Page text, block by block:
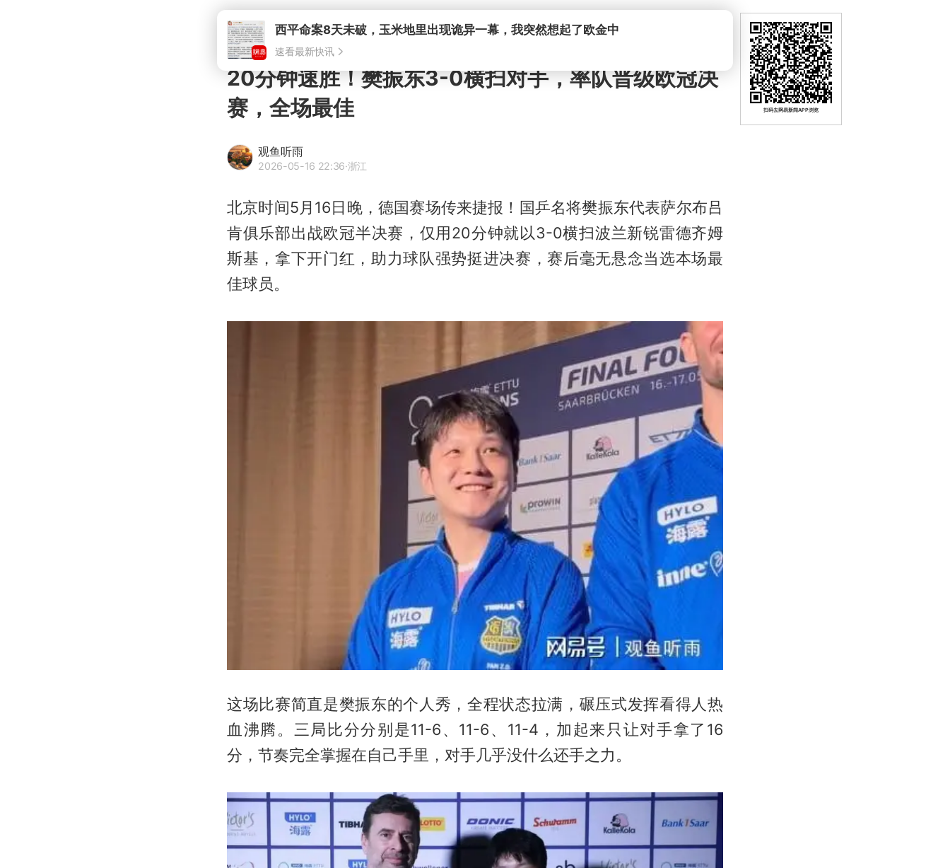
20分钟速胜！樊振东3-0横扫对手，率队晋级欧冠决
赛，全场最佳
观鱼听雨
2026-05-16 22:36·浙江
北京时间5月16日晚，德国赛场传来捷报！国乒名将樊振东代表萨尔布吕
肯俱乐部出战欧冠半决赛，仅用20分钟就以3-0横扫波兰新锐雷德齐姆
斯基，拿下开门红，助力球队强势挺进决赛，赛后毫无悬念当选本场最
佳球员。
这场比赛简直是樊振东的个人秀，全程状态拉满，碾压式发挥看得人热
血沸腾。三局比分分别是11-6、11-6、11-4，加起来只让对手拿了16
分，节奏完全掌握在自己手里，对手几乎没什么还手之力。
扫码去网易新闻APP浏览